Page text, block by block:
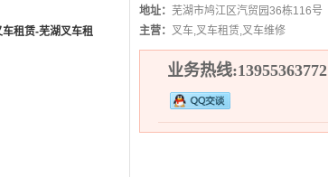
地址： 芜湖市鸠江区汽贸园36栋116号
主营： 叉车,叉车租赁,叉车维修
业务热线:13955363772